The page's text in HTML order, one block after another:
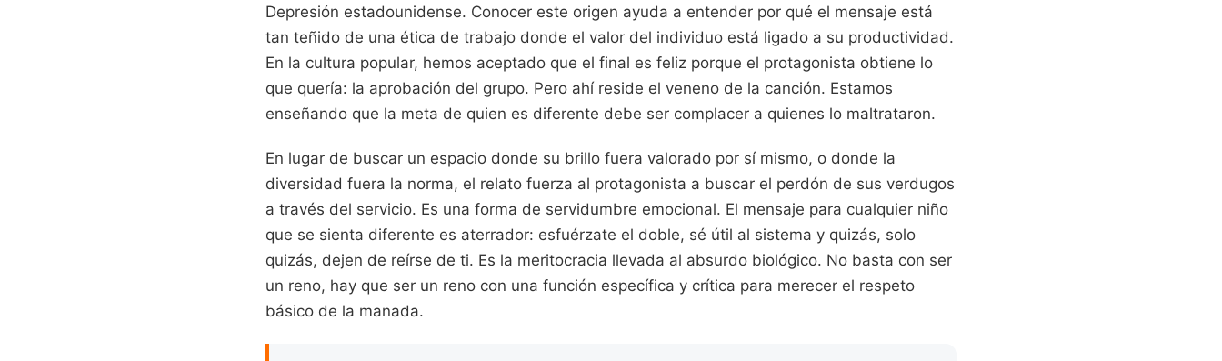
Depresión estadounidense. Conocer este origen ayuda a entender por qué el mensaje está
tan teñido de una ética de trabajo donde el valor del individuo está ligado a su productividad.
En la cultura popular, hemos aceptado que el final es feliz porque el protagonista obtiene lo
que quería: la aprobación del grupo. Pero ahí reside el veneno de la canción. Estamos
enseñando que la meta de quien es diferente debe ser complacer a quienes lo maltrataron.
En lugar de buscar un espacio donde su brillo fuera valorado por sí mismo, o donde la
diversidad fuera la norma, el relato fuerza al protagonista a buscar el perdón de sus verdugos
a través del servicio. Es una forma de servidumbre emocional. El mensaje para cualquier niño
que se sienta diferente es aterrador: esfuérzate el doble, sé útil al sistema y quizás, solo
quizás, dejen de reírse de ti. Es la meritocracia llevada al absurdo biológico. No basta con ser
un reno, hay que ser un reno con una función específica y crítica para merecer el respeto
básico de la manada.